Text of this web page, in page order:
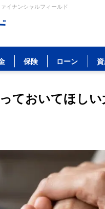
イナンシャルフィールド
保険 ローン
ておいてほしい